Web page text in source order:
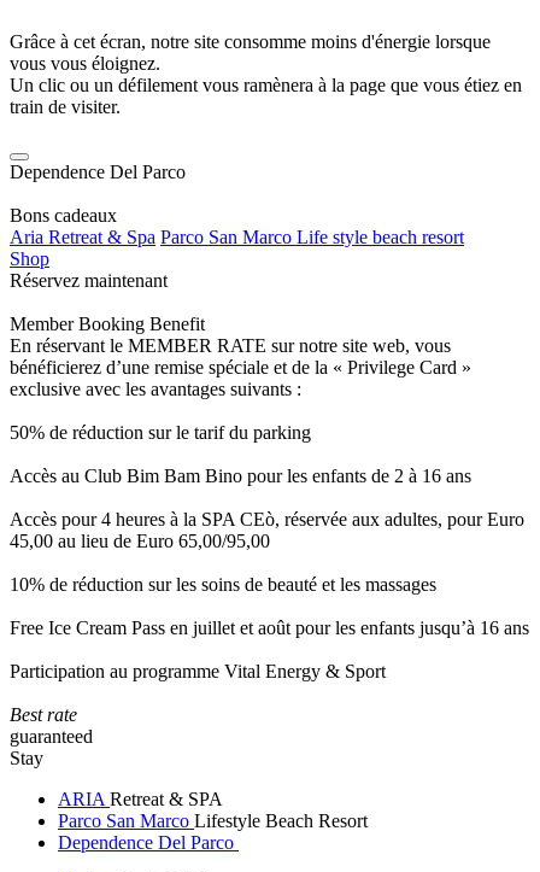
Grâce à cet écran, notre site consomme moins d'énergie lorsque
vous vous éloignez.
Un clic ou un défilement vous ramènera à la page que vous étiez en
train de visiter.
Dependence Del Parco
Bons cadeaux
Aria Retreat & Spa Parco San Marco Life style beach resort
Shop
Réservez maintenant
Member Booking Benefit
En réservant le MEMBER RATE sur notre site web, vous
bénéficierez d’une remise spéciale et de la « Privilege Card »
exclusive avec les avantages suivants :
50% de réduction sur le tarif du parking
Accès au Club Bim Bam Bino pour les enfants de 2 à 16 ans
Accès pour 4 heures à la SPA CEò, réservée aux adultes, pour Euro
45,00 au lieu de Euro 65,00/95,00
10% de réduction sur les soins de beauté et les massages
Free Ice Cream Pass en juillet et août pour les enfants jusqu’à 16 ans
Participation au programme Vital Energy & Sport
Best rate
guaranteed
Stay
ARIA Retreat & SPA
Parco San Marco Lifestyle Beach Resort
Dependence Del Parco